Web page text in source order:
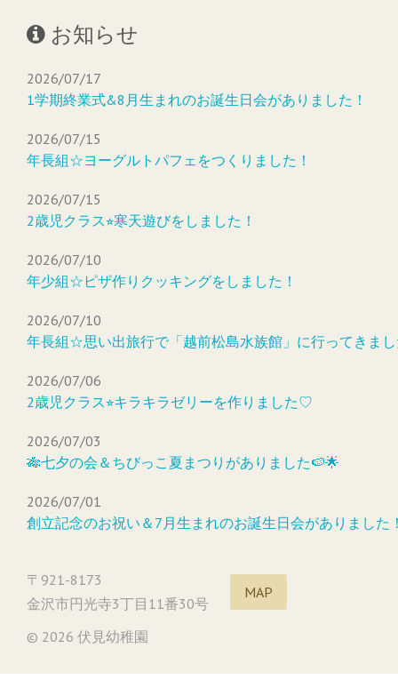
お知らせ
2026/07/17
1学期終業式&8月生まれのお誕生日会がありました！
2026/07/15
年長組☆ヨーグルトパフェをつくりました！
2026/07/15
2歳児クラス⭐︎寒天遊びをしました！
2026/07/10
年少組☆ピザ作りクッキングをしました！
2026/07/10
年長組☆思い出旅行で「越前松島水族館」に行ってきま
2026/07/06
2歳児クラス⭐︎キラキラゼリーを作りました♡
2026/07/03
🎋七夕の会＆ちびっこ夏まつりがありました🍉🌟
2026/07/01
創立記念のお祝い＆7月生まれのお誕生日会がありました
〒921-8173
金沢市円光寺3丁目11番30号
MAP
© 2026 伏見幼稚園